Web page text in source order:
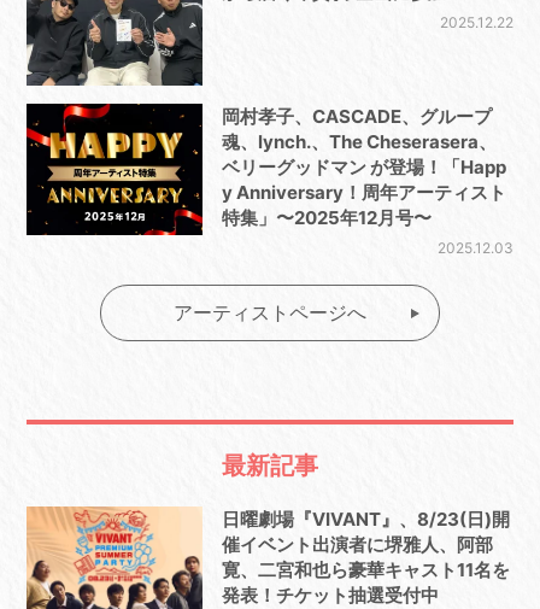
2025.12.22
岡村孝子、CASCADE、グループ
魂、lynch.、The Cheserasera、
ベリーグッドマン が登場！「Happ
y Anniversary！周年アーティスト
特集」〜2025年12月号〜
2025.12.03
アーティストページへ
最新記事
日曜劇場『VIVANT』、8/23(日)開
催イベント出演者に堺雅人、阿部
寛、二宮和也ら豪華キャスト11名を
発表！チケット抽選受付中